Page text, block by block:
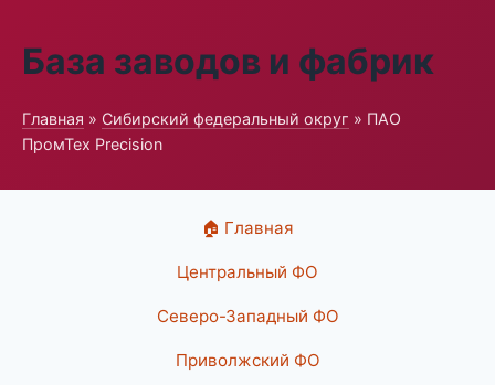
База заводов и фабрик
Главная » Сибирский федеральный округ » ПАО
ПромТех Precision
🏠 Главная
Центральный ФО
Северо-Западный ФО
Приволжский ФО